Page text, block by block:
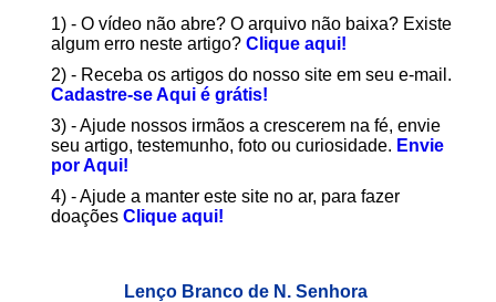
1) - O vídeo não abre? O arquivo não baixa? Existe
algum erro neste artigo? Clique aqui!
2) - Receba os artigos do nosso site em seu e-mail.
Cadastre-se Aqui é grátis!
3) - Ajude nossos irmãos a crescerem na fé, envie
seu artigo, testemunho, foto ou curiosidade. Envie
por Aqui!
4) - Ajude a manter este site no ar, para fazer
doações Clique aqui!
Lenço Branco de N. Senhora